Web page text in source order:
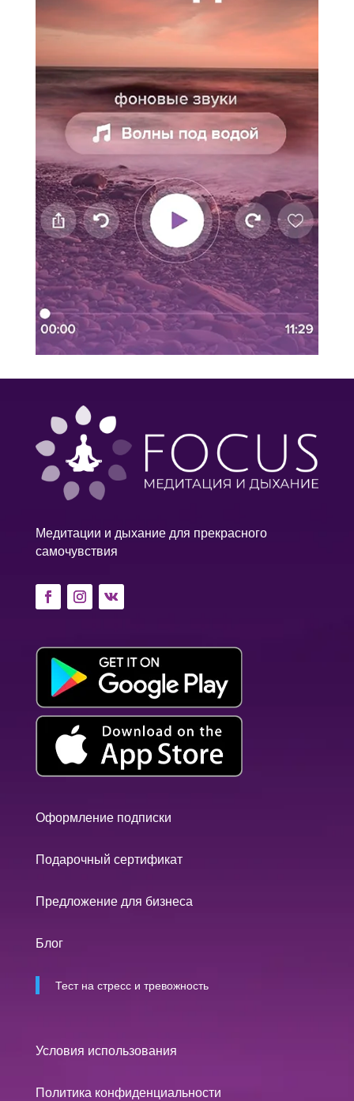
Медитации и дыхание для прекрасного
самочувствия
Оформление подписки
Подарочный сертификат
Предложение для бизнеса
Блог
Тест на стресс и тревожность
Условия использования
Политика конфиденциальности